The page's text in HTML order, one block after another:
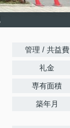
管理 / 共益費
礼金
専有面積
築年月